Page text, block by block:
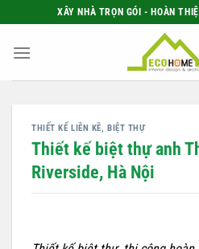
qua
nội
XÂY NHÀ TRỌN GÓI - HOÀN
THIẾT KẾ LIỀN KỀ, BIỆT THỰ
Thiết kế biệt thự anh
Riverside, Hà Nội